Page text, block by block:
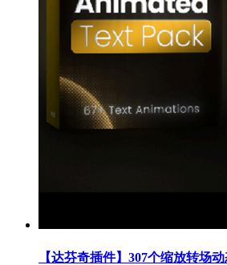
【达芬奇插件】307个缩放转场